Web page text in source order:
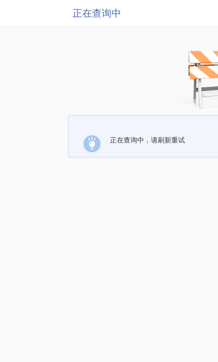
正在查询中
正在查询中，请刷新重试